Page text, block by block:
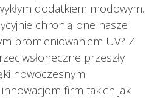
dodatkiem modowym.
chronią one nasze
promieniowaniem UV? Z
przeszły
nowoczesnym
firm takich jak